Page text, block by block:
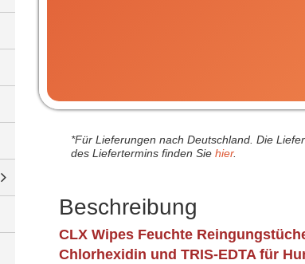
*Für Lieferungen nach Deutschland. Die
des Liefertermins finden Sie hier.
Beschreibung
CLX Wipes Feuchte
Chlorhexidin und TRIS-EDTA für